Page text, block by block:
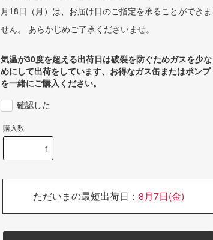
月18日（月）は、お届け日のご指定を承ることができま
せん。 あらかじめご了承くださいませ。
気温が30度を超える出荷日は破裂を防ぐためガスを少な
めにして出荷をしています、お得なガス缶またはポンプ
を一緒にご購入ください。
確認した
購入数
ただいまの最短出荷日： 8月7日(金)